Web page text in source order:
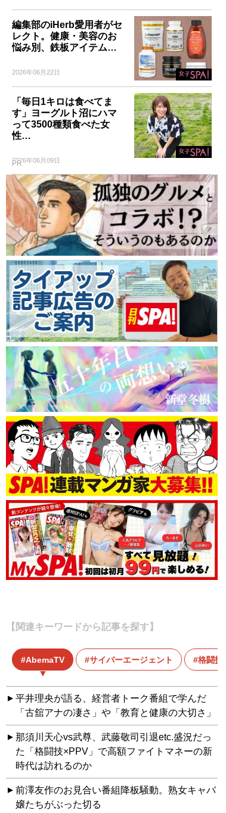
編集部のiHerb愛用者がセ
レクト。健康・美容のお
悩み別、鉄板アイテム…
2026年06月22日
「毎日1キロは食べてま
す」ヨーグルト沼にハマ
って3500種類食べた女
性…
2026年06月09日
PR
【関連キーワードから記事を探す】
AbemaTV サイバーエージェント 格闘技
平井理央が語る、経営者トーク番組で学んだ
「古舘アナの凄さ」や「教育と健康の大切さ」
那須川天心vs武尊、武藤敬司引退etc.盛況だっ
た「格闘技×PPV」で高額ファイトマネーの新
時代は訪れるのか
前澤友作のお見合い番組降板騒動。熟女キャバ
嬢たちがぶった切る